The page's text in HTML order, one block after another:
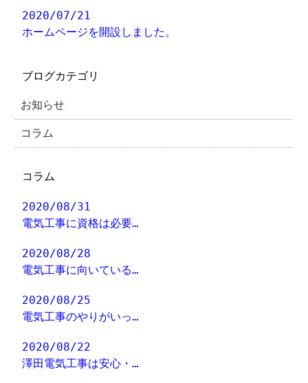
2020/07/21
ホームページを開設しました。
ブログカテゴリ
お知らせ
コラム
コラム
2020/08/31
電気工事に資格は必要…
2020/08/28
電気工事に向いている…
2020/08/25
電気工事のやりがいっ…
2020/08/22
澤田電気工事は安心・…